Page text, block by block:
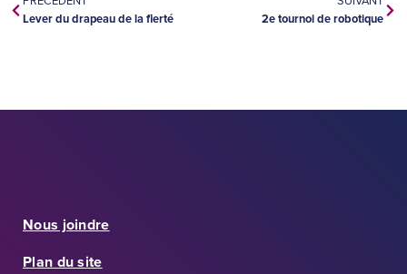
Lever du drapeau de la fierté
2e tournoi de robotique
Nous joindre
Plan du site